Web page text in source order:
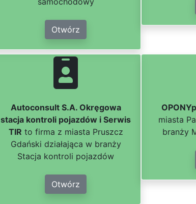
Otwórz
Autoconsult S.A. Okręgowa
stacja kontroli pojazdów i Serwis
TIR to firma z miasta Pruszcz
Gdański działająca w branży
Stacja kontroli pojazdów
Otwórz
miasta
branży